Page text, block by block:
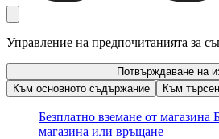
Управление на предпочитанията за
Потвърждаване на
Към основното съдържание
Към
Безплатно вземане от магазина
магазина или връщане